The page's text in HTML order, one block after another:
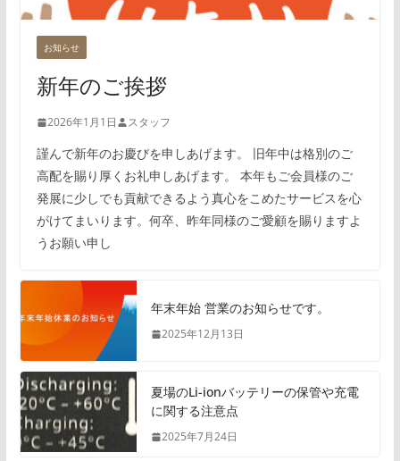
お知らせ
新年のご挨拶
2026年1月1日 スタッフ
謹んで新年のお慶びを申しあげます。 旧年中は格別のご
高配を賜り厚くお礼申しあげます。 本年もご会員様のご
発展に少しでも貢献できるよう真心をこめたサービスを心
がけてまいります。何卒、昨年同様のご愛顧を賜りますよ
うお願い申し
年末年始 営業のお知らせです。
2025年12月13日
夏場のLi-ionバッテリーの保管や充電
に関する注意点
2025年7月24日